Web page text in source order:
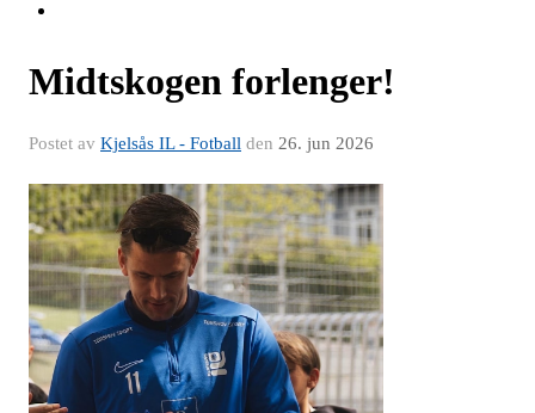
Midtskogen forlenger!
Postet av Kjelsås IL - Fotball den 26. jun 2026